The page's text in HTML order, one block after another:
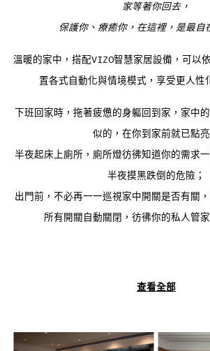
家等著你回去，
保護你、療癒你，在這裡，是最自
溫暖的家中，搭配VIZO智慧家居設備，可以
置各式自動化與情境模式，享受更人性
下班回家時，拖著疲憊的身軀回到家，家中
似的，在你到家前就已點亮
半夜起床上廁所，廁所燈彷彿知道你的需求
半夜摸黑跌倒的危險；
出門前，不必再一一巡視家中開關是否有關
所有開關自動關閉，彷彿你的私人管
查看全部